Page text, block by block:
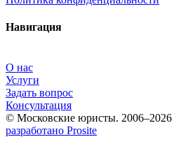
Навигация
О нас
Услуги
Задать вопрос
Консультация
© Московские юристы. 2006–2026
разработано Prosite